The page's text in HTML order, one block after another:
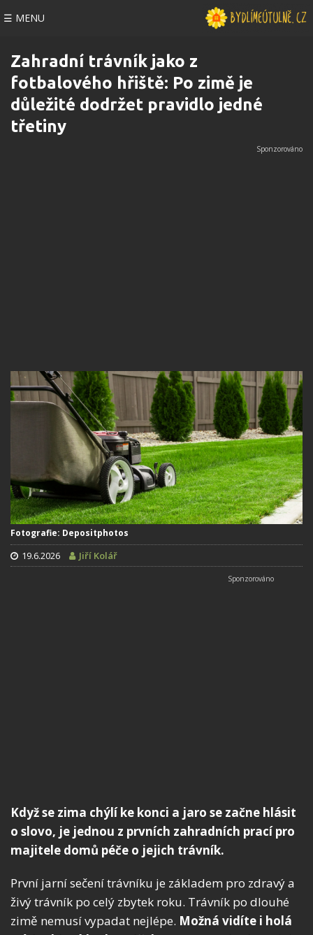
☰ MENU
Zahradní trávník jako z
fotbalového hřiště: Po zimě je
důležité dodržet pravidlo jedné
třetiny
Fotografie: Depositphotos
19.6.2026 Jiří Kolář
Když se zima chýlí ke konci a jaro se začne hlásit
o slovo, je jednou z prvních zahradních prací pro
majitele domů péče o jejich trávník.
První jarní sečení trávníku je základem pro zdravý a
živý trávník po celý zbytek roku. Trávník po dlouhé
zimě nemusí vypadat nejlépe. Možná vidíte i holá